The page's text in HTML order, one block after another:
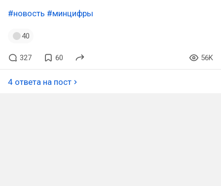
#новость #минцифры
40
327 60 56K
4 ответа на пост